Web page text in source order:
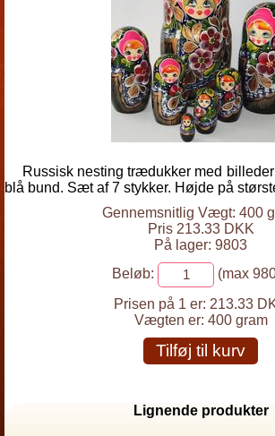
Russisk nesting trædukker med
blå bund. Sæt af 7 stykker. Højde på
Gennemsnitlig Vægt: 400
Pris 213.33 DKK
På lager: 9803
Beløb:
(max
Prisen på 1 er: 213.33
Vægten er: 400 gram
Tilføj til kurv
Lignende produkter